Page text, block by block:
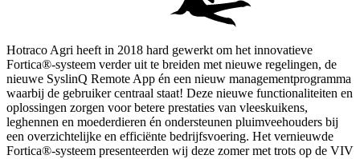
Hotraco Agri heeft in 2018 hard gewerkt om het innovatieve
Fortica®-systeem verder uit te breiden met nieuwe regelingen, de
nieuwe SyslinQ Remote App én een nieuw managementprogramma
waarbij de gebruiker centraal staat! Deze nieuwe functionaliteiten en
oplossingen zorgen voor betere prestaties van vleeskuikens,
leghennen en moederdieren én ondersteunen pluimveehouders bij
een overzichtelijke en efficiënte bedrijfsvoering. Het vernieuwde
Fortica®-systeem presenteerden wij deze zomer met trots op de VIV